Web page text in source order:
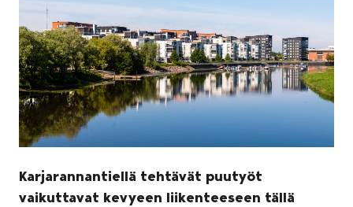
Karjarannantiellä tehtävät puutyöt
vaikuttavat kevyeen liikenteeseen tällä